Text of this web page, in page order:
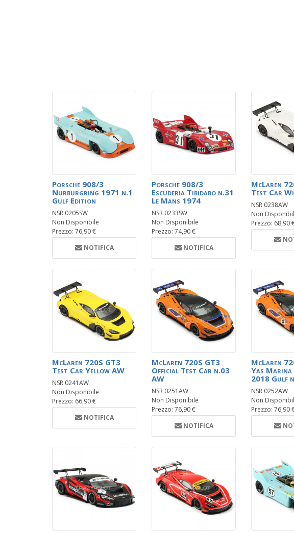
Porsche 908/3
Nurburgring 1971 n.1
Gulf Edition
NSR 0205SW
Non Disponibile
Prezzo: 76,90 €
NOTIFICA
Porsche 908/3
Escuderia Tibidabo n.31
Le Mans 1974
NSR 0233SW
Non Disponibile
Prezzo: 74,90 €
NOTIFICA
McLaren
Test Car
NSR 0238AW
Non
Prezzo: 68,90
McLaren 720S GT3
Test Car Yellow AW
NSR 0241AW
Non Disponibile
Prezzo: 66,90 €
NOTIFICA
McLaren 720S GT3
Official Test Car n.03
AW
NSR 0251AW
Non Disponibile
Prezzo: 76,90 €
NOTIFICA
McLaren
Yas
2018 Gulf
NSR 0252AW
Non
Prezzo: 76,90